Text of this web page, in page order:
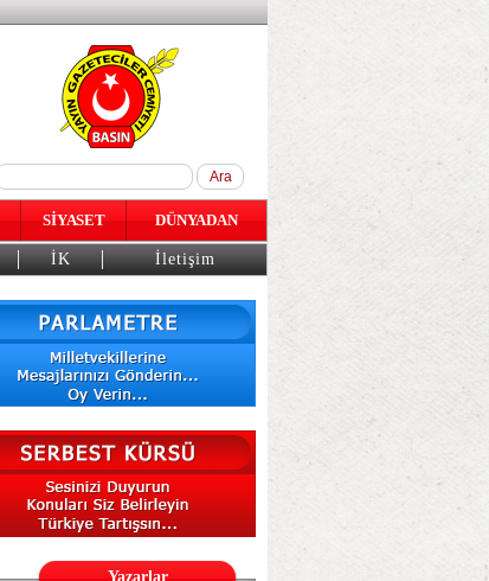
SİYASET DÜNYADAN
İK İletişim
Yazarlar